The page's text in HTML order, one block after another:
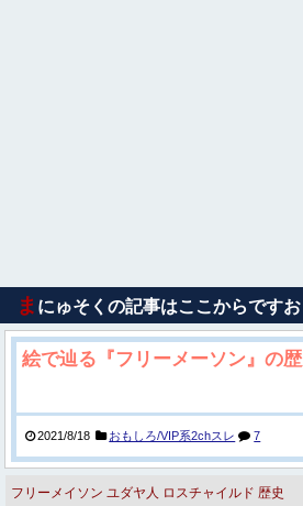
ま にゅそくの記事はここからですお
絵で辿る『フリーメーソン』の
2021/8/18 おもしろ/VIP系2chスレ 7
フリーメイソン ユダヤ人 ロスチャイルド 歴史